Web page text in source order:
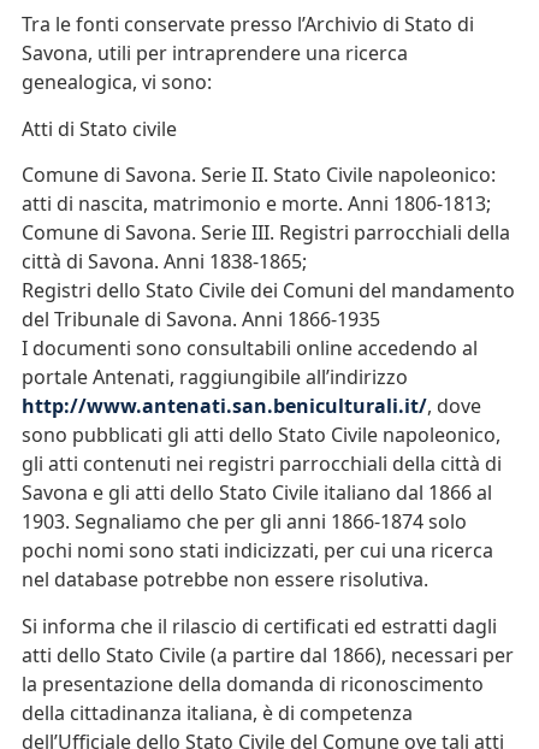
Tra le fonti conservate presso l’Archivio di Stato di
Savona, utili per intraprendere una ricerca
genealogica, vi sono:
Atti di Stato civile
Comune di Savona. Serie II. Stato Civile napoleonico:
atti di nascita, matrimonio e morte. Anni 1806-1813;
Comune di Savona. Serie III. Registri parrocchiali della
città di Savona. Anni 1838-1865;
Registri dello Stato Civile dei Comuni del mandamento
del Tribunale di Savona. Anni 1866-1935
I documenti sono consultabili online accedendo al
portale Antenati, raggiungibile all’indirizzo
http://www.antenati.san.beniculturali.it/, dove
sono pubblicati gli atti dello Stato Civile napoleonico,
gli atti contenuti nei registri parrocchiali della città di
Savona e gli atti dello Stato Civile italiano dal 1866 al
1903. Segnaliamo che per gli anni 1866-1874 solo
pochi nomi sono stati indicizzati, per cui una ricerca
nel database potrebbe non essere risolutiva.
Si informa che il rilascio di certificati ed estratti dagli
atti dello Stato Civile (a partire dal 1866), necessari per
la presentazione della domanda di riconoscimento
della cittadinanza italiana, è di competenza
dell’Ufficiale dello Stato Civile del Comune ove tali atti